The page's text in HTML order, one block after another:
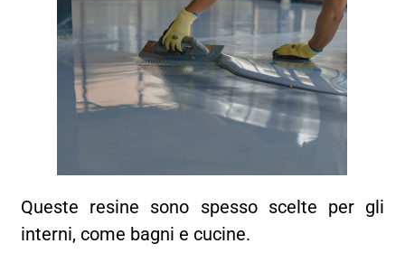
Queste resine sono spesso scelte per gli
interni, come bagni e cucine.